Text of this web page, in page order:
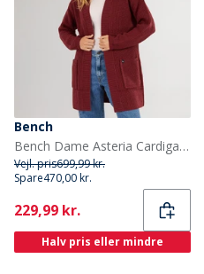
Bench
Bench Dame Asteria Cardigan Burgundy
Vejl. pris699,99 kr.
Spare470,00 kr.
Current
229,99 kr.
Halv pris eller mindre